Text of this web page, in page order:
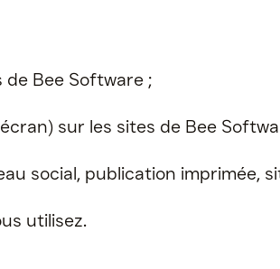
de Bee Software ;
sur les sites de Bee
social, publication imprimée,
utilisez.